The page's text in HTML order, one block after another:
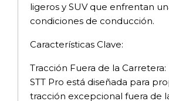
ligeros y SUV que enfrentan
condiciones de conducción.
Características Clave:
Tracción Fuera de la
STT Pro está diseñada para
tracción excepcional fuera de